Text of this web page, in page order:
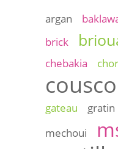
argan
brick
chebakia
gateau gratin
mechoui